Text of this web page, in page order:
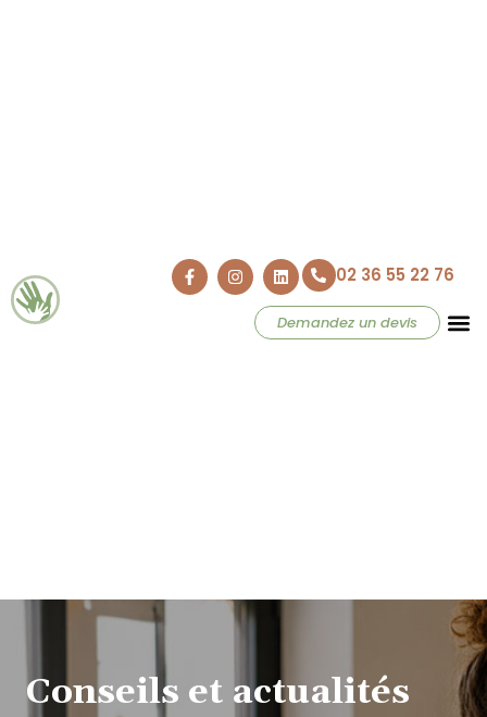
02 36 55 22 76
Demandez un devis
Conseils et actualités